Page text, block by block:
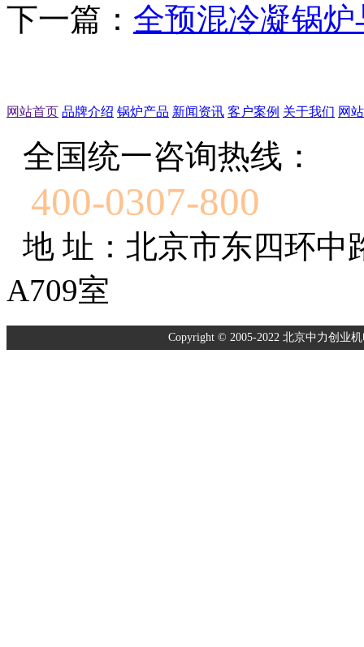
下一篇： 全预混冷凝锅
网站首页 品牌介绍 锅炉产品 新闻资讯 客户案例 关于我们 网
全国统一咨询热线：
400-0307-800
地 址：北京市东四环中
A709室
Copyright © 2005-2022 北京中力创